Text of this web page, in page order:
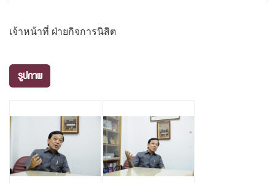
เจ้าหน้าที่ ฝ่ายกิจการนิสิต
รูปภาพ